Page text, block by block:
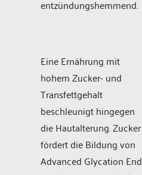
entzündungshemmend.
Eine Ernährung mit
hohem Zucker- und
Transfettgehalt
beschleunigt hingegen
die Hautalterung. Zucker
fördert die Bildung von
Advanced Glycation End